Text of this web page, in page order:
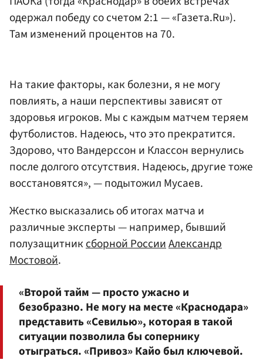
одержал победу со счетом 2:1 — «Газета.Ru»).
Там изменений процентов на 70.
На такие факторы, как болезни, я не могу
повлиять, а наши перспективы зависят от
здоровья игроков. Мы с каждым матчем теряем
футболистов. Надеюсь, что это прекратится.
Здорово, что Вандерссон и Классон вернулись
после долгого отсутствия. Надеюсь, другие тоже
восстановятся», — подытожил Мусаев.
Жестко высказались об итогах матча и
различные эксперты — например, бывший
полузащитниксборной РоссииАлександр
Мостовой.
«Второй тайм — просто ужасно и
безобразно. Не могу на месте «Краснодара»
представить «Севилью», которая в такой
ситуации позволила бы сопернику
отыграться. «Привоз» Кайо был ключевой.